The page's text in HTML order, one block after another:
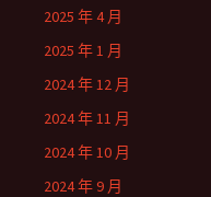
2025 年 4 月
2025 年 1 月
2024 年 12 月
2024 年 11 月
2024 年 10 月
2024 年 9 月